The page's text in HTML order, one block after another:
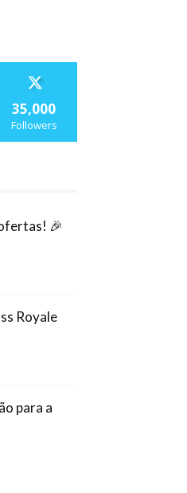
35,000
Followers
🎉
Royale
para a